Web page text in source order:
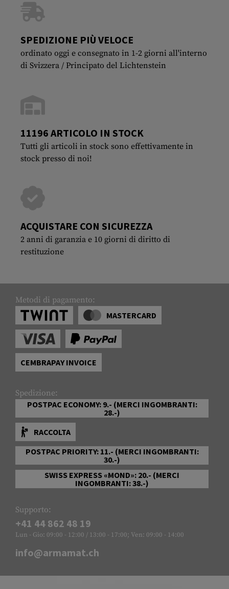
SPEDIZIONE PIÙ VELOCE
ordinato oggi e consegnato in 1-2 giorni all'interno
di Svizzera / Principato del Lichtenstein
11196 ARTICOLO IN STOCK
Tutti gli articoli in stock sono effettivamente in
stock presso di noi!
ACQUISTARE CON SICUREZZA
2 anni di garanzia e 10 giorni di diritto di
restituzione
Metodi di pagamento:
MASTERCARD
CEMBRAPAY INVOICE
Spedizione:
POSTPAC ECONOMY: 9.- (MERCI INGOMBRANTI:
28.-)
RACCOLTA
POSTPAC PRIORITY: 11.- (MERCI INGOMBRANTI:
30.-)
SWISS EXPRESS «MOND»: 20.- (MERCI
INGOMBRANTI: 38.-)
Supporto:
+41 44 862 48 19
Lun - Gio: 09:00 - 12:00 / 13:00 - 17:00; Ven: 09:00 - 14:00
info@armamat.ch